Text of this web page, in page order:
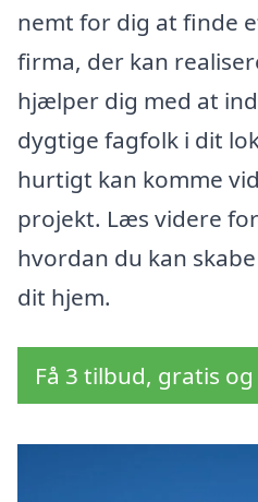
nemt for dig at finde
firma, der kan
hjælper dig med at
dygtige fagfolk i dit
hurtigt kan komme
projekt. Læs videre
hvordan du kan
dit hjem.
Få 3 tilbud, gratis